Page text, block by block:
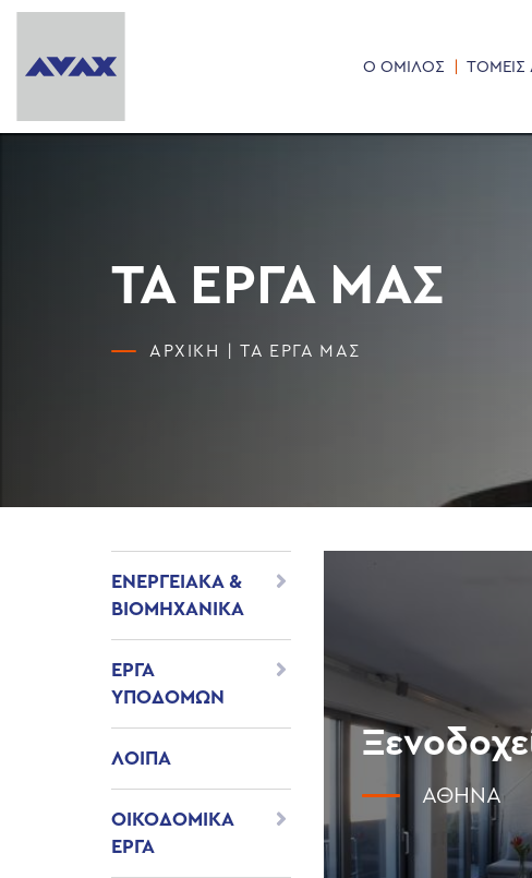
Ο ΟΜΙΛΟΣ ΤΟΜΕΙΣ
ΤΑ ΕΡΓΑ ΜΑΣ
ΑΡΧΙΚΗ ΤΑ ΕΡΓΑ ΜΑΣ
ΕΝΕΡΓΕΙΑΚΑ &
ΒΙΟΜΗΧΑΝΙΚΑ
ΕΡΓΑ
ΥΠΟΔΟΜΩΝ
ΛΟΙΠΑ
ΟΙΚΟΔΟΜΙΚΑ
ΕΡΓΑ
ΑΘΉΝΑ